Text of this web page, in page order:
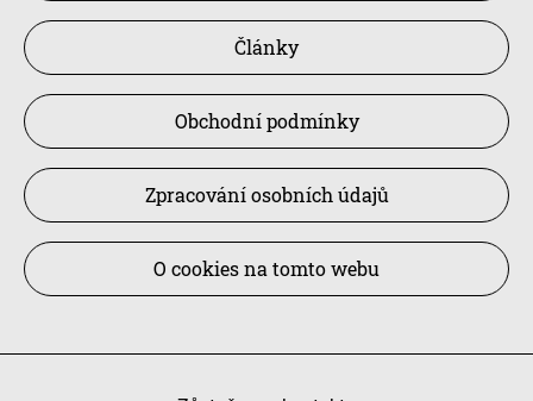
Články
Obchodní podmínky
Zpracování osobních údajů
O cookies na tomto webu